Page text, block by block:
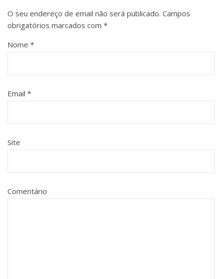
O seu endereço de email não será publicado. Campos
obrigatórios marcados com *
Nome *
Email *
Site
Comentário